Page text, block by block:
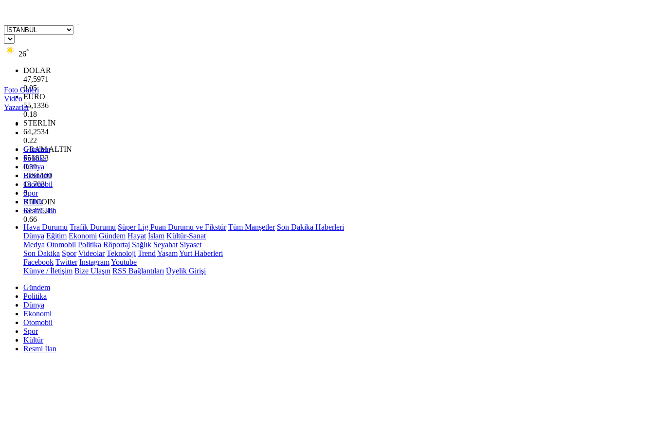
26°
DOLAR
47,5971
0.05
EURO
55,1336
0.18
STERLİN
64,2534
0.22
GRAM ALTIN
6518.23
0.39
BİST100
13.703
0
BITCOIN
64.475,47
0.66
Foto Galeri
Video
Yazarlar
Gündem
Politika
Dünya
Ekonomi
Otomobil
Spor
Kültür
Resmi İlan
Hava Durumu Trafik Durumu Süper Lig Puan Durumu ve Fikstür Tüm Manşetler Son Dakika Haberleri
Dünya Eğitim Ekonomi Gündem Hayat İslam Kültür-Sanat
Medya Otomobil Politika Röportaj Sağlık Seyahat Siyaset
Son Dakika Spor Videolar Teknoloji Trend YaşamYurt Haberleri
Facebook Twitter InstagramYoutube
Künye / İletişim Bize Ulaşın RSS Bağlantıları Üyelik Girişi
Gündem
Politika
Dünya
Ekonomi
Otomobil
Spor
Kültür
Resmi İlan